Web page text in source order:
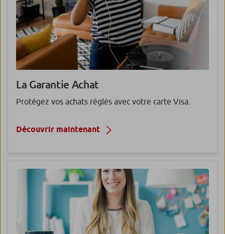
La Garantie Achat
Protégez vos achats réglés avec votre carte Visa.
Découvrir maintenant